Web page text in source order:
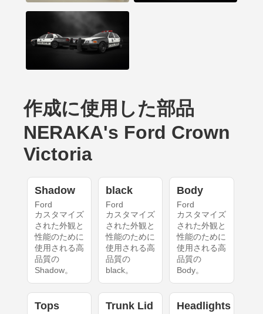
作成に使用した部品
NERAKA's Ford Crown
Victoria
Shadow
Ford
カスタマイズ
された外観と
性能のために
使用される高
品質の
Shadow。
black
Ford
カスタマイズ
された外観と
性能のために
使用される高
品質の
black。
Body
Ford
カスタマイズ
された外観と
性能のために
使用される高
品質の
Body。
Tops Trunk Lid Headlights